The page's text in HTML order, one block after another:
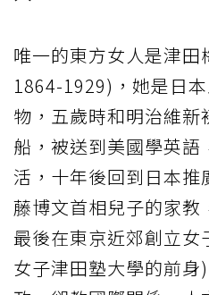
唯一的東方女人是津田
1864-1929)，她是日
物，五歲時和明治維新
船，被送到美國學英語
活，十年後回到日本
藤博文首相兒子的家教
最後在東京近郊創立
女子津田塾大學的前身